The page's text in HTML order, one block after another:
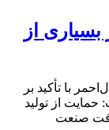
بسیاری از
با تأکید بر
از تولید
صنعت